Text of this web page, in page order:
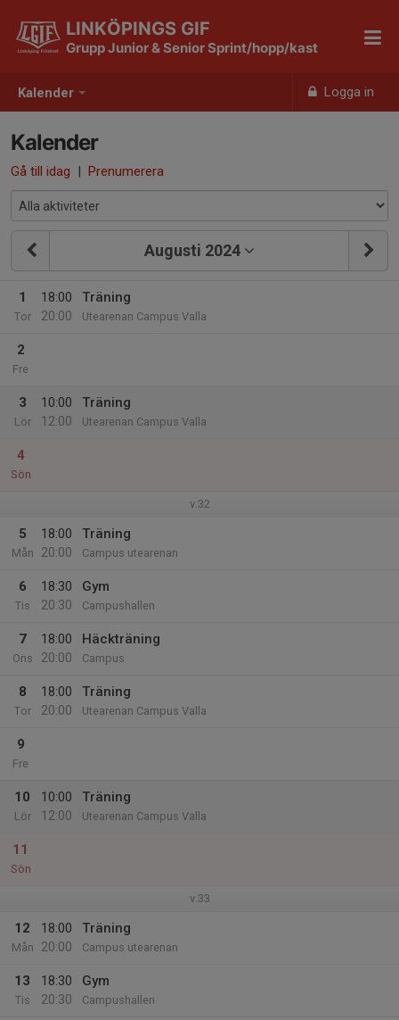
Kalender Logga in
LINKÖPINGS GIF
Grupp Junior & Senior Sprint/hopp/kast
Kalender
Gå till idag | Prenumerera
Augusti 2024
1
Tor
18:00
20:00
Träning
Utearenan Campus Valla
2
Fre
3
Lör
10:00
12:00
Träning
Utearenan Campus Valla
4
Sön
v.32
5
Mån
18:00
20:00
Träning
Campus utearenan
6
Tis
18:30
20:30
Gym
Campushallen
7
Ons
18:00
20:00
Häckträning
Campus
8
Tor
18:00
20:00
Träning
Utearenan Campus Valla
9
Fre
10
Lör
10:00
12:00
Träning
Utearenan Campus Valla
11
Sön
v.33
12
Mån
18:00
20:00
Träning
Campus utearenan
13
Tis
18:30
20:30
Gym
Campushallen